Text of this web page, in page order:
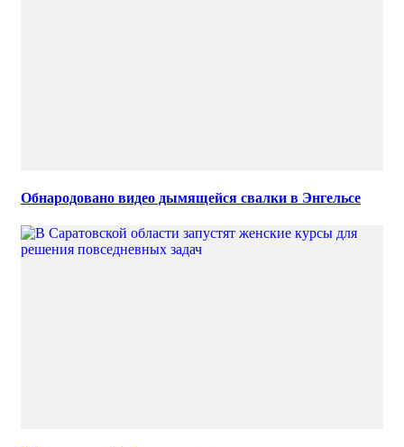
Обнародовано видео дымящейся свалки в Энгельсе